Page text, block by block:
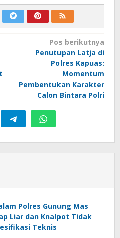
Pos berikutnya
Penutupan Latja di
Polres Kapuas:
Momentum
Pembentukan Karakter
Calon Bintara Polri
Polres Gunung Mas
Liar dan Knalpot Tidak
Teknis